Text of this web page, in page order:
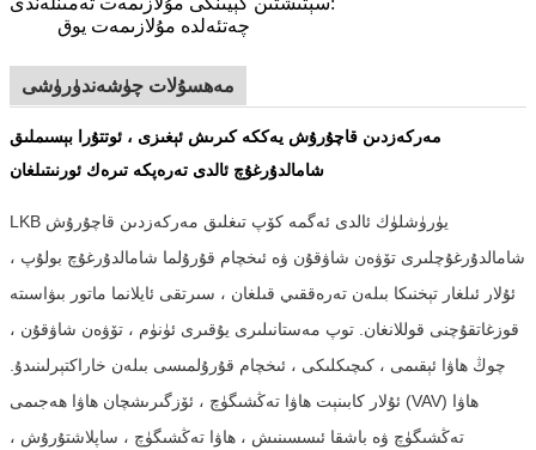
چەتئەلدە مۇلازىمەت يوق
مەھسۇلات چۈشەندۈرۈشى
مەركەزدىن قاچۇرۇش يەككە كىرىش ئېغىزى ، ئوتتۇرا بېسىملىق
شامالدۇرغۇچ ئالدى تەرەپكە تىرەك ئورنىتىلغان
LKB يۈرۈشلۈك ئالدى ئەگمە كۆپ تىغلىق مەركەزدىن قاچۇرۇش
شامالدۇرغۇچلىرى تۆۋەن شاۋقۇن ۋە ئىخچام قۇرۇلما شامالدۇرغۇچ بولۇپ ،
ئۇلار ئىلغار تېخنىكا بىلەن تەرەققىي قىلغان ، سىرتقى ئايلانما ماتور بىۋاسىتە
قوزغاتقۇچنى قوللانغان. توپ مەستانىلىرى يۇقىرى ئۈنۈم ، تۆۋەن شاۋقۇن ،
چوڭ ھاۋا ئېقىمى ، كىچىكلىكى ، ئىخچام قۇرۇلمىسى بىلەن خاراكتېرلىنىدۇ.
ئۇلار كابىنېت ھاۋا تەڭشىگۈچ ، ئۆزگىرىشچان ھاۋا ھەجىمى (VAV) ھاۋا
تەڭشىگۈچ ۋە باشقا ئىسسىنىش ، ھاۋا تەڭشىگۈچ ، ساپلاشتۇرۇش ،